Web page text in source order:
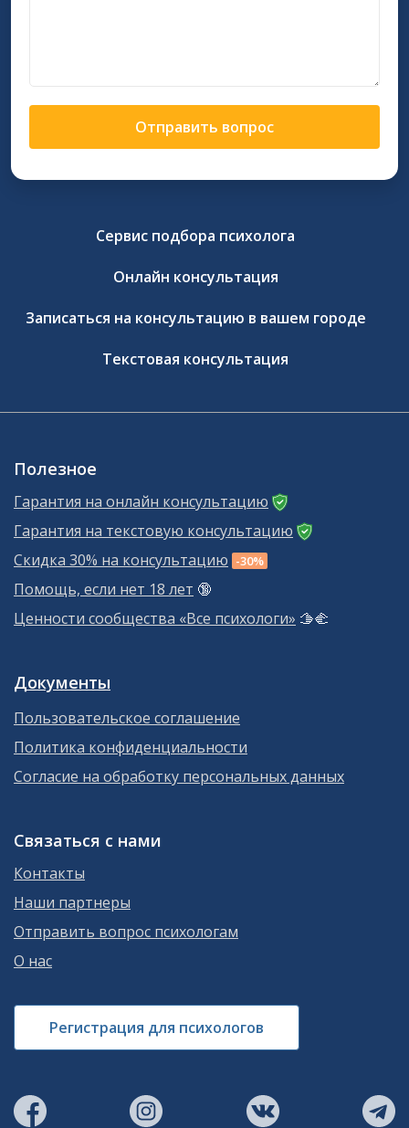
Отправить вопрос
Сервис подбора психолога
Онлайн консультация
Записаться на консультацию в вашем городе
Текстовая консультация
Полезное
Гарантия на онлайн консультацию
Гарантия на текстовую консультацию
Скидка 30% на консультацию -30%
Помощь, если нет 18 лет 🔞
Ценности сообщества «Все психологи» 🫱‍🫲
Документы
Пользовательское соглашение
Политика конфиденциальности
Согласие на обработку персональных данных
Связаться с нами
Контакты
Наши партнеры
Отправить вопрос психологам
О нас
Регистрация для психологов